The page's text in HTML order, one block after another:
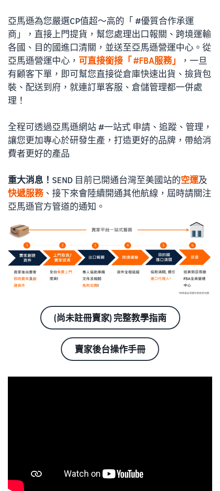
亞馬遜為您嚴選CP值超～高的「 #優質合作承運
商」，直接上門提貨，幫您處理出口報關、跨境運輸
各國、目的國進口清關，並送至亞馬遜營運中心。從
亞馬遜營運中心， 可直接銜接「 #FBA服務」
，一旦
有顧客下單，即可幫您直接從倉庫快速出貨、撿貨包
裝、配送到府，就連訂單客服、倉儲管理都一併處
理！
全程可透過亞馬遜網站 #一站式 申請、追蹤、管理，
讓您更加專心於研發生產，打造更好的品牌，帶給消
費者更好的產品
重大消息！ SEND 目前已開通台灣至美國站的空運及
快遞服務、接下來會陸續開通其他航線，屆時請關注
亞馬遜官方管道的通知。
(尚未註冊賣家) 完整教學指南
賣家後台操作手冊